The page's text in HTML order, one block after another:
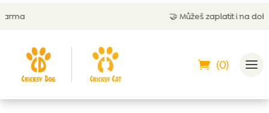
Můžeš zaplatit i na dobírku
(0)